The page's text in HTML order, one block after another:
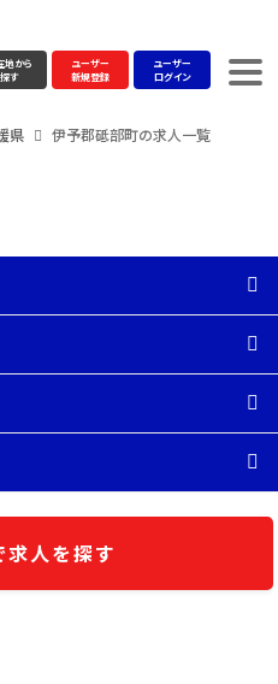
地から
探す
ユーザー
新規登録
ユーザー
ログイン
県 伊予郡砥部町の求人一覧
求人を探す